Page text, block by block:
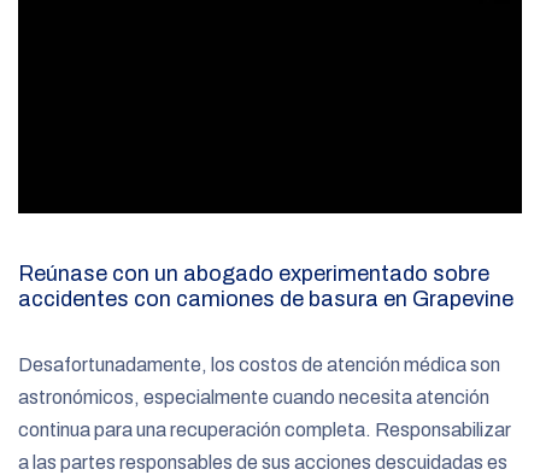
Reúnase con un abogado experimentado sobre
accidentes con camiones de basura en Grapevine
Desafortunadamente, los costos de atención médica son
astronómicos, especialmente cuando necesita atención
continua para una recuperación completa. Responsabilizar
a las partes responsables de sus acciones descuidadas es